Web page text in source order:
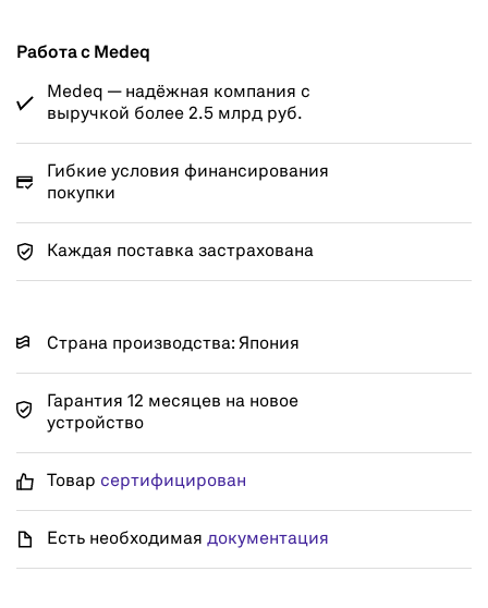
Работа с Medeq
Medeq — надёжная компания с
выручкой более 2.5 млрд руб.
Гибкие условия финансирования
покупки
Каждая поставка застрахована
Страна производства: Япония
Гарантия 12 месяцев на новое
устройство
Товар сертифицирован
Есть необходимая документация